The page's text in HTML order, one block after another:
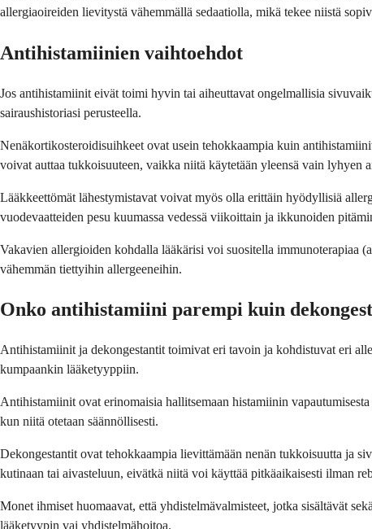
allergiaoireiden lievitystä vähemmällä sedaatiolla, mikä tekee niistä
Antihistamiinien vaihtoehdot
Jos antihistamiinit eivät toimi hyvin tai aiheuttavat ongelmallisia
sairaushistoriasi perusteella.
Nenäkortikosteroidisuihkeet ovat usein tehokkaampia kuin
voivat auttaa tukkoisuuteen, vaikka niitä käytetään yleensä vain lyhyen
Lääkkeettömät lähestymistavat voivat myös olla erittäin hyödyllisiä
vuodevaatteiden pesu kuumassa vedessä viikoittain ja ikkunoiden
Vakavien allergioiden kohdalla lääkärisi voi suositella immunoterapiaa
vähemmän tiettyihin allergeeneihin.
Onko antihistamiini parempi kuin
Antihistamiinit ja dekongestantit toimivat eri tavoin ja kohdistuvat eri
kumpaankin lääketyyppiin.
Antihistamiinit ovat erinomaisia hallitsemaan histamiinin
kun niitä otetaan säännöllisesti.
Dekongestantit ovat tehokkaampia lievittämään nenän tukkoisuutta ja
kutinaan tai aivasteluun, eivätkä niitä voi käyttää pitkäaikaisesti ilman
Monet ihmiset huomaavat, että yhdistelmävalmisteet, jotka sisältävät
lääketyypin vai yhdistelmähoitoa.